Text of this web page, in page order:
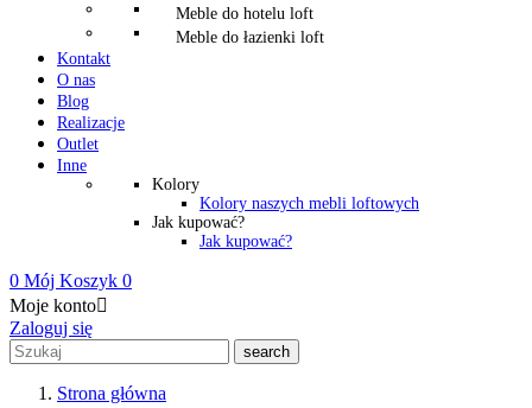
Meble do hotelu loft
Meble do łazienki loft
Kontakt
O nas
Blog
Realizacje
Outlet
Inne
Kolory
Kolory naszych mebli loftowych
Jak kupować?
Jak kupować?
0 Mój Koszyk 0
Moje konto
Zaloguj się
search
Strona główna